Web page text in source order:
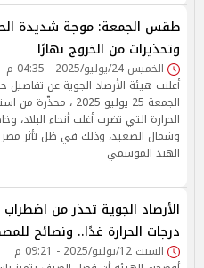
طقس الجمعة: موجة شديدة
وتحذيرات من الخروج نهارًا
الخميس 24/يوليو/2025 - 04:35 م
أعلنت هيئة الأرصاد الجوية عن تفاصيل
الجمعة 25 يوليو 2025 ،
الحرارة التي تضرب أغلب أنحاء البلاد،
وشمال الصعيد، وذلك في ظل تأثر مصر
الهند الموسمي
الأرصاد الجوية تحذر من اضطراب
درجات الحرارة غدًا.. ونصائح
السبت 12/يوليو/2025 - 09:21 م